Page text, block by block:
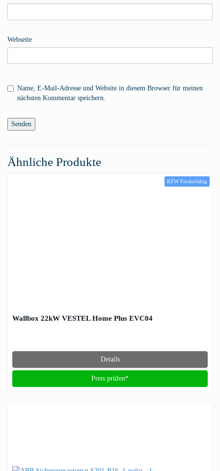
Webseite
Name, E-Mail-Adresse und Website in diesem Browser für meinen
nächsten Kommentar speichern.
Ähnliche Produkte
KFW Förderfähig
Wallbox 22kW VESTEL Home Plus EVC04
Details
Preis prüfen*